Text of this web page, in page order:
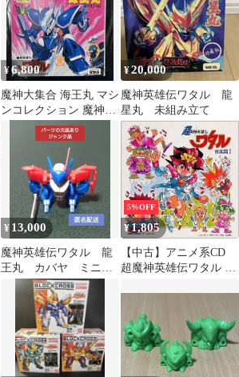
¥6,800
魔神大集合 海王丸 マシ
ンコレクション 魔神英
雄伝 ワタル プラモデル
¥20,000
魔神英雄伝ワタル 龍
星丸 未組み立て
¥ 13,000
魔神英雄伝ワタル 龍
王丸 カバヤ ミニプ
ラ ワタルガム 食
玩 当時物
5%OFF
¥1,805
【中古】アニメ系CD
超魔神英雄伝ワタル 音